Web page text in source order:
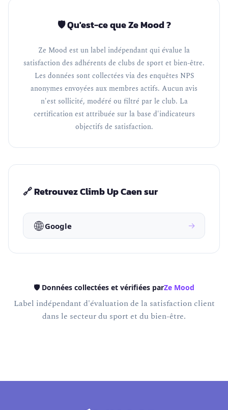
🛡️ Qu'est-ce que Ze Mood ?
Ze Mood est un label indépendant qui évalue la
satisfaction des adhérents de clubs de sport et bien-être.
Les données sont collectées via des enquêtes NPS
anonymes envoyées aux membres actifs. Aucun avis
n'est sollicité, modéré ou filtré par le club. La
certification est attribuée sur la base d'indicateurs
objectifs de satisfaction.
🔗 Retrouvez Climb Up Caen sur
🌐 Google →
🛡️ Données collectées et vérifiées parZe Mood
Label indépendant d'évaluation de la satisfaction client
dans le secteur du sport et du bien-être.